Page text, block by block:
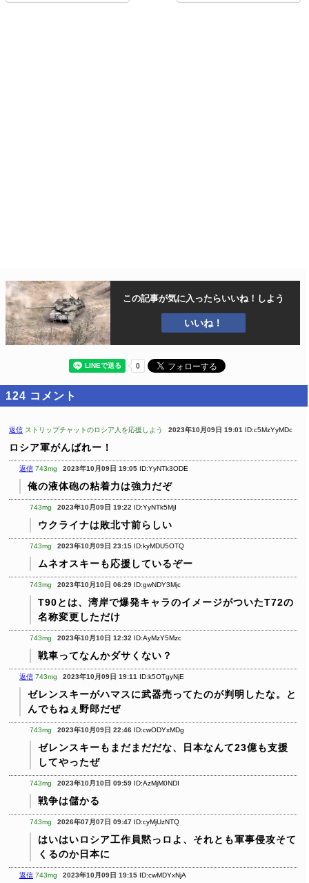
この記事が気に入ったらいいね！しよう
いいね！
124 コメント
返信 ストリップチャットのロシア人を応援しよう 2023年10月09日 19:01 ID:c5MzYyMDc
ロシア軍がんばれー！
返信 743mg 2023年10月09日 19:05 ID:YyNTk3ODE
俺の液体砲の粘着力は強力だぞ
743mg 2023年10月09日 19:22 ID:YyNTk5MjI
ウクライナは敗北寸前らしい
743mg 2023年10月09日 23:15 ID:kyMDU5OTQ
ムネオスキーも応援しているぞー
743mg 2023年10月10日 06:29 ID:gwNDY3Mjc
T90とは、湾岸で爆発キャラのイメージがついたT72の
名称変更しただけ
743mg 2023年10月10日 12:32 ID:AyMzY5Mzc
戦車ってなんかダサくない？
返信 743mg 2023年10月09日 19:11 ID:k5OTgyNjE
ゼレンスキーがハマスに武器売ってたのが判明したな。と
んでもねぇ野郎だぜ
743mg 2023年10月09日 22:46 ID:cwODYxMDg
ゼレンスキーもまだまだだな、日本なんて23億も支援
してやったぜ
743mg 2023年10月10日 09:59 ID:AzMjM0NDI
戦争は儲かる
743mg 2026年07月07日 09:47 ID:cyMjUzNTQ
はいはいロシア工作員黙っロよ、それとも軍事侵攻そて
くるのか日本に
返信 743mg 2023年10月09日 19:15 ID:cwMDYxNjA